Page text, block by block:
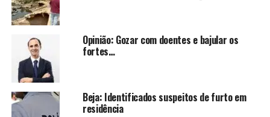
Opinião: Gozar com doentes e bajular os
fortes…
Beja: Identificados suspeitos de furto em
residência